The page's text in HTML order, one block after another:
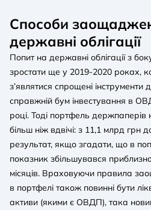
Способи
державні облігації
Попит на державні облігації з
зростати ще у 2019-2020 роках,
з’являтися спрощені інструменти
справжній бум інвестування в
році. Тоді портфель
більш ніж вдвічі: з 11,1 млрд грн
результат, якщо згадати, що в
показник збільшувався
місяців. Враховуючи правила
в портфелі також повинні бути
активи (якими є ОВДП), така